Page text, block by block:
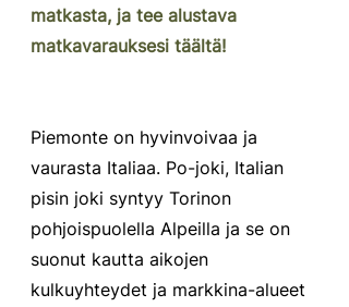
matkasta, ja tee alustava
matkavarauksesi täältä!
Piemonte on hyvinvoivaa ja
vaurasta Italiaa. Po-joki, Italian
pisin joki syntyy Torinon
pohjoispuolella Alpeilla ja se on
suonut kautta aikojen
kulkuyhteydet ja markkina-alueet